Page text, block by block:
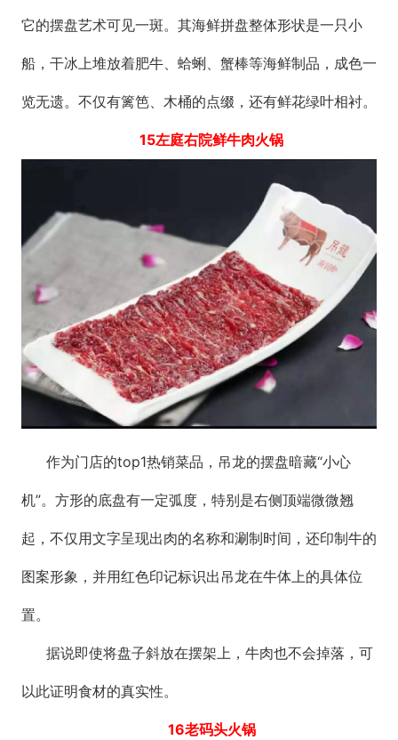
它的摆盘艺术可见一斑。其海鲜拼盘整体形状是一只小
船，干冰上堆放着肥牛、蛤蜊、蟹棒等海鲜制品，成色一
览无遗。不仅有篱笆、木桶的点缀，还有鲜花绿叶相衬。
15左庭右院鲜牛肉火锅
作为门店的top1热销菜品，吊龙的摆盘暗藏“小心
机”。方形的底盘有一定弧度，特别是右侧顶端微微翘
起，不仅用文字呈现出肉的名称和涮制时间，还印制牛的
图案形象，并用红色印记标识出吊龙在牛体上的具体位
置。
据说即使将盘子斜放在摆架上，牛肉也不会掉落，可
以此证明食材的真实性。
16老码头火锅